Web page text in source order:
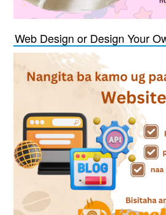
Web Design or Design Your